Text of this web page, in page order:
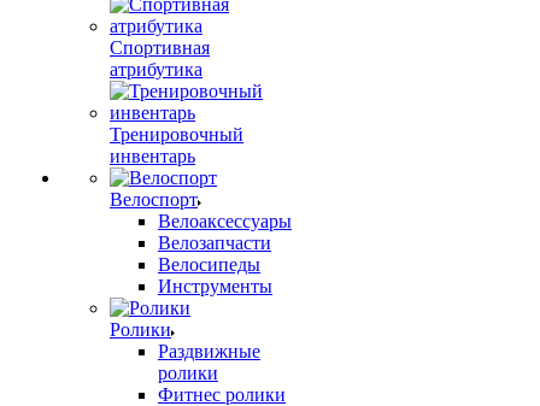
Спортивная
атрибутика
Тренировочный
инвентарь
Велоспорт
Велоаксессуары
Велозапчасти
Велосипеды
Инструменты
Ролики
Раздвижные
ролики
Фитнес ролики